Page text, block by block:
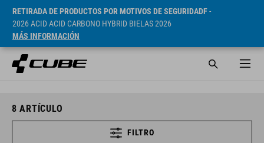
RETIRADA DE PRODUCTOS POR MOTIVOS DE SEGURIDADF-
2026 ACID ACID CARBONO HYBRID BIELAS 2026
MÁS INFORMACIÓN
8 ARTÍCULO
FILTRO